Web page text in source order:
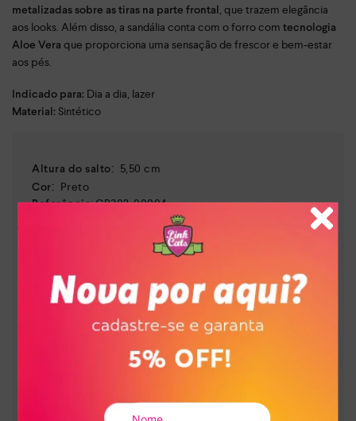
metalizadas sobre as tiras na parte frontal , que trazem elegância
aos looks. Além disso, a sandália conta com o forro com tecnologia
Aloe Vera que proporciona uma sensação de frescor e bem-estar
aos pés.
Indicado para: Dia a dia, lazer
Material: Sintético
Altura do salto: 5,50 cm
Cor: Preto
Referência:CP302-00004
GTIN:
Tamanho34:7900132408060
7900132408084
7900132408107
7900132408145